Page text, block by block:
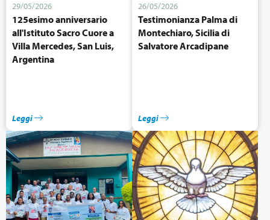
29/05/2026
125esimo anniversario
all'Istituto Sacro Cuore a
Villa Mercedes, San Luis,
Argentina
Leggi
26/05/2026
Testimonianza Palma di
Montechiaro, Sicilia di
Salvatore Arcadipane
Leggi